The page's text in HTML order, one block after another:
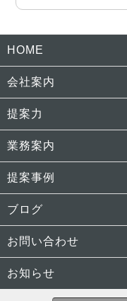
HOME
会社案内
提案力
業務案内
提案事例
ブログ
お問い合わせ
お知らせ